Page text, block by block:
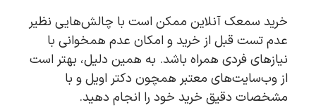
خرید سمعک آنلاین ممکن است با چالش‌هایی نظیر
عدم تست قبل از خرید و امکان عدم همخوانی با
نیازهای فردی همراه باشد. به همین دلیل، بهتر است
از وب‌سایت‌های معتبر همچون دکتر اویل و با
مشخصات دقیق خرید خود را انجام دهید.